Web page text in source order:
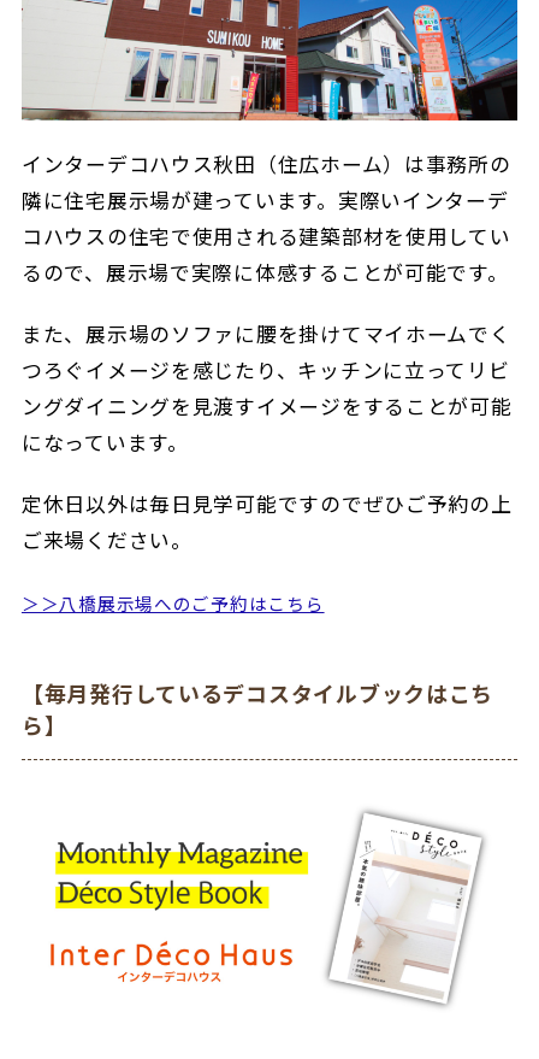
インターデコハウス秋田（住広ホーム）は事務所の
隣に住宅展示場が建っています。実際いインターデ
コハウスの住宅で使用される建築部材を使用してい
るので、展示場で実際に体感することが可能です。
また、展示場のソファに腰を掛けてマイホームでく
つろぐイメージを感じたり、キッチンに立ってリビ
ングダイニングを見渡すイメージをすることが可能
になっています。
定休日以外は毎日見学可能ですのでぜひご予約の上
ご来場ください。
＞＞八橋展示場へのご予約はこちら
【毎月発行しているデコスタイルブックはこち
ら】